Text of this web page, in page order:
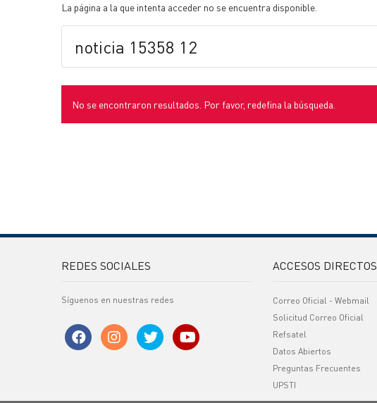
La página a la que intenta acceder no se encuentra disponible.
No se encontraron resultados. Por favor, redefina la búsqueda.
REDES SOCIALES
Síguenos en nuestras redes
ACCESOS DIRECTOS
Correo Oficial - Webmail
Solicitud Correo Oficial
Refsatel
Datos Abiertos
Preguntas Frecuentes
UPSTI